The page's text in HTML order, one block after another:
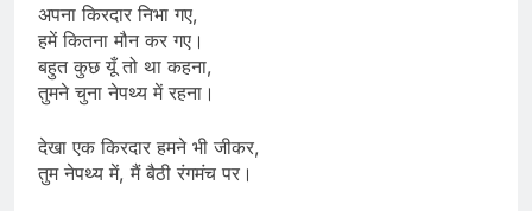
अपना किरदार निभा गए,
हमें कितना मौन कर गए।
बहुत कुछ यूँ तो था कहना,
तुमने चुना नेपथ्य में रहना।
देखा एक किरदार हमने भी जीकर,
तुम नेपथ्य में, मैं बैठी रंगमंच पर।